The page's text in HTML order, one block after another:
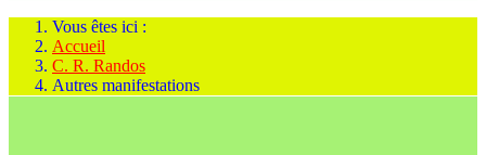
Vous êtes ici :
Accueil
C. R. Randos
Autres manifestations